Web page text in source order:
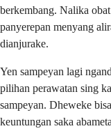
berkembang. Nalika
panyerepan menyang
dianjurake.
Yen sampeyan lagi
pilihan perawatan sing
sampeyan. Dheweke
keuntungan saka